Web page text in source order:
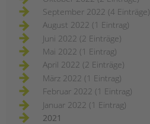
September 2022 (4 Einträge)
August 2022 (1 Eintrag)
Juni 2022 (2 Einträge)
Mai 2022 (1 Eintrag)
April 2022 (2 Einträge)
März 2022 (1 Eintrag)
Februar 2022 (1 Eintrag)
Januar 2022 (1 Eintrag)
2021